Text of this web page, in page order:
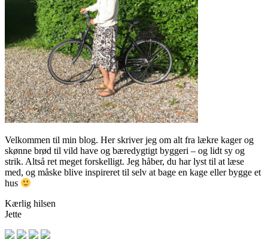
Velkommen til min blog. Her skriver jeg om alt fra lækre kager og
skønne brød til vild have og bæredygtigt byggeri – og lidt sy og
strik. Altså ret meget forskelligt. Jeg håber, du har lyst til at læse
med, og måske blive inspireret til selv at bage en kage eller bygge et
hus
Kærlig hilsen
Jette